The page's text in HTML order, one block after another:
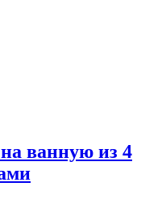
ванную из 4